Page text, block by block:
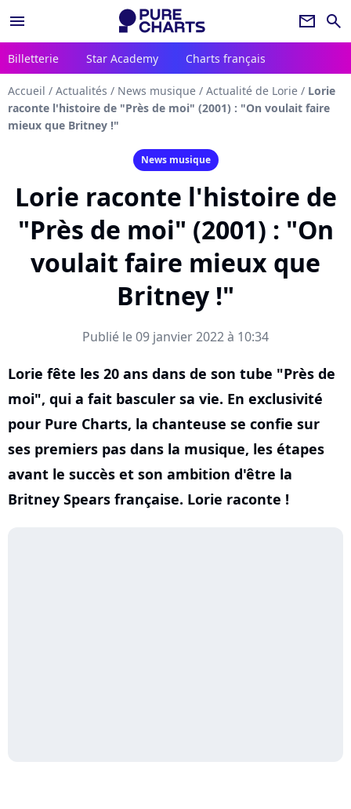
menu newsletter search
Billetterie Star Academy Charts français
Accueil / Actualités / News musique / Actualité de Lorie / Lorie
raconte l'histoire de "Près de moi" (2001) : "On voulait faire
mieux que Britney !"
News musique
Lorie raconte l'histoire de
"Près de moi" (2001) : "On
voulait faire mieux que
Britney !"
Publié le 09 janvier 2022 à 10:34
Lorie fête les 20 ans dans de son tube "Près de
moi", qui a fait basculer sa vie. En exclusivité
pour Pure Charts, la chanteuse se confie sur
ses premiers pas dans la musique, les étapes
avant le succès et son ambition d'être la
Britney Spears française. Lorie raconte !